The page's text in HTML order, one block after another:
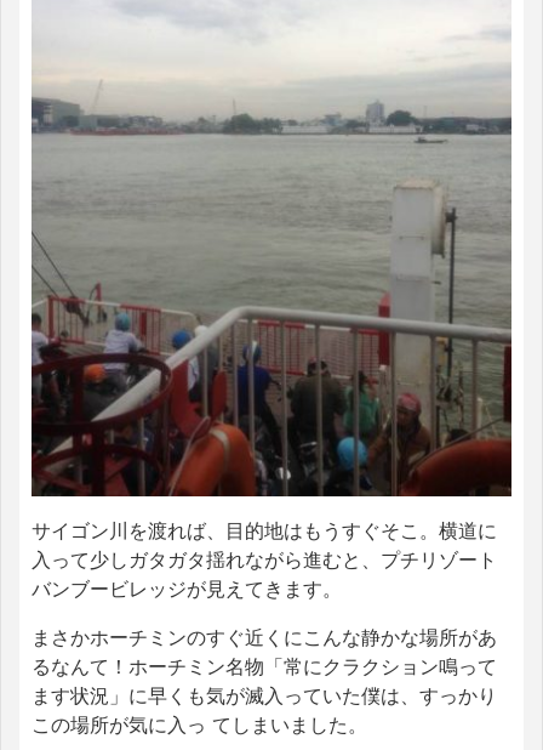
サイゴン川を渡れば、目的地はもうすぐそこ。横道に
入って少しガタガタ揺れながら進むと、プチリゾート
バンブービレッジが見えてきます。
まさかホーチミンのすぐ近くにこんな静かな場所があ
るなんて！ホーチミン名物「常にクラクション鳴って
ます状況」に早くも気が滅入っていた僕は、すっかり
この場所が気に入っ てしまいました。